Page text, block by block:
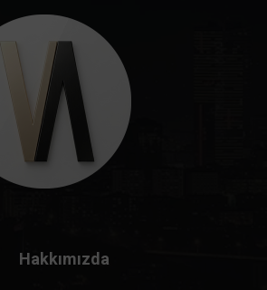
Hakkımızda